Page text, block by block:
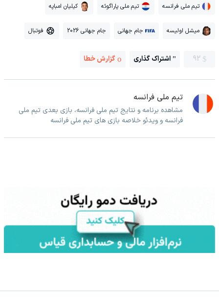
تیم ملی فرانسه تیم ملی پاراگوئه کیلیان امباپه
میشل اولیسه جام جهانی جام جهانی 2026 فوتبال
92 اشتراک گذاری گزارش خطا
تیم ملی فرانسه
مشاهده برنامه و نتایج تیم ملی فرانسه، بازی بعدی تیم ملی
فرانسه و ویدئو خلاصه بازی های تیم ملی فرانسه